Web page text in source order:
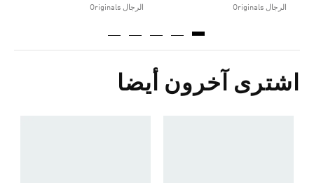
الرجال Originals الرجال Originals
اشترى آخرون أيضا